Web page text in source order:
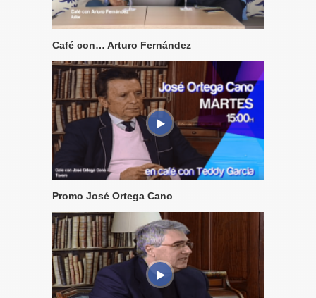
Café con… Arturo Fernández
Promo José Ortega Cano